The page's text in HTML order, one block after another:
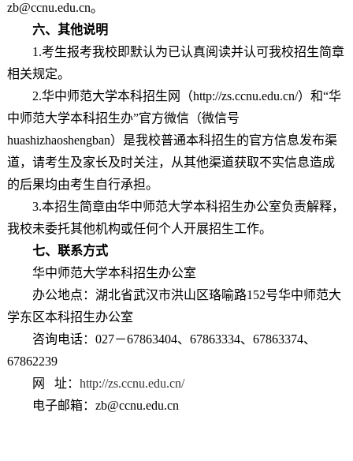
zb@ccnu.edu.cn。
六、其他说明
1.考生报考我校即默认为已认真阅读并认可我校招生简章
相关规定。
2.华中师范大学本科招生网（http://zs.ccnu.edu.cn/）和“华
中师范大学本科招生办”官方微信（微信号
huashizhaoshengban）是我校普通本科招生的官方信息发布渠
道，请考生及家长及时关注，从其他渠道获取不实信息造成
的后果均由考生自行承担。
3.本招生简章由华中师范大学本科招生办公室负责解释，
我校未委托其他机构或任何个人开展招生工作。
七、联系方式
华中师范大学本科招生办公室
办公地点：湖北省武汉市洪山区珞喻路152号华中师范大
学东区本科招生办公室
咨询电话：027－67863404、67863334、67863374、
67862239
网 址： http://zs.ccnu.edu.cn/
电子邮箱：zb@ccnu.edu.cn